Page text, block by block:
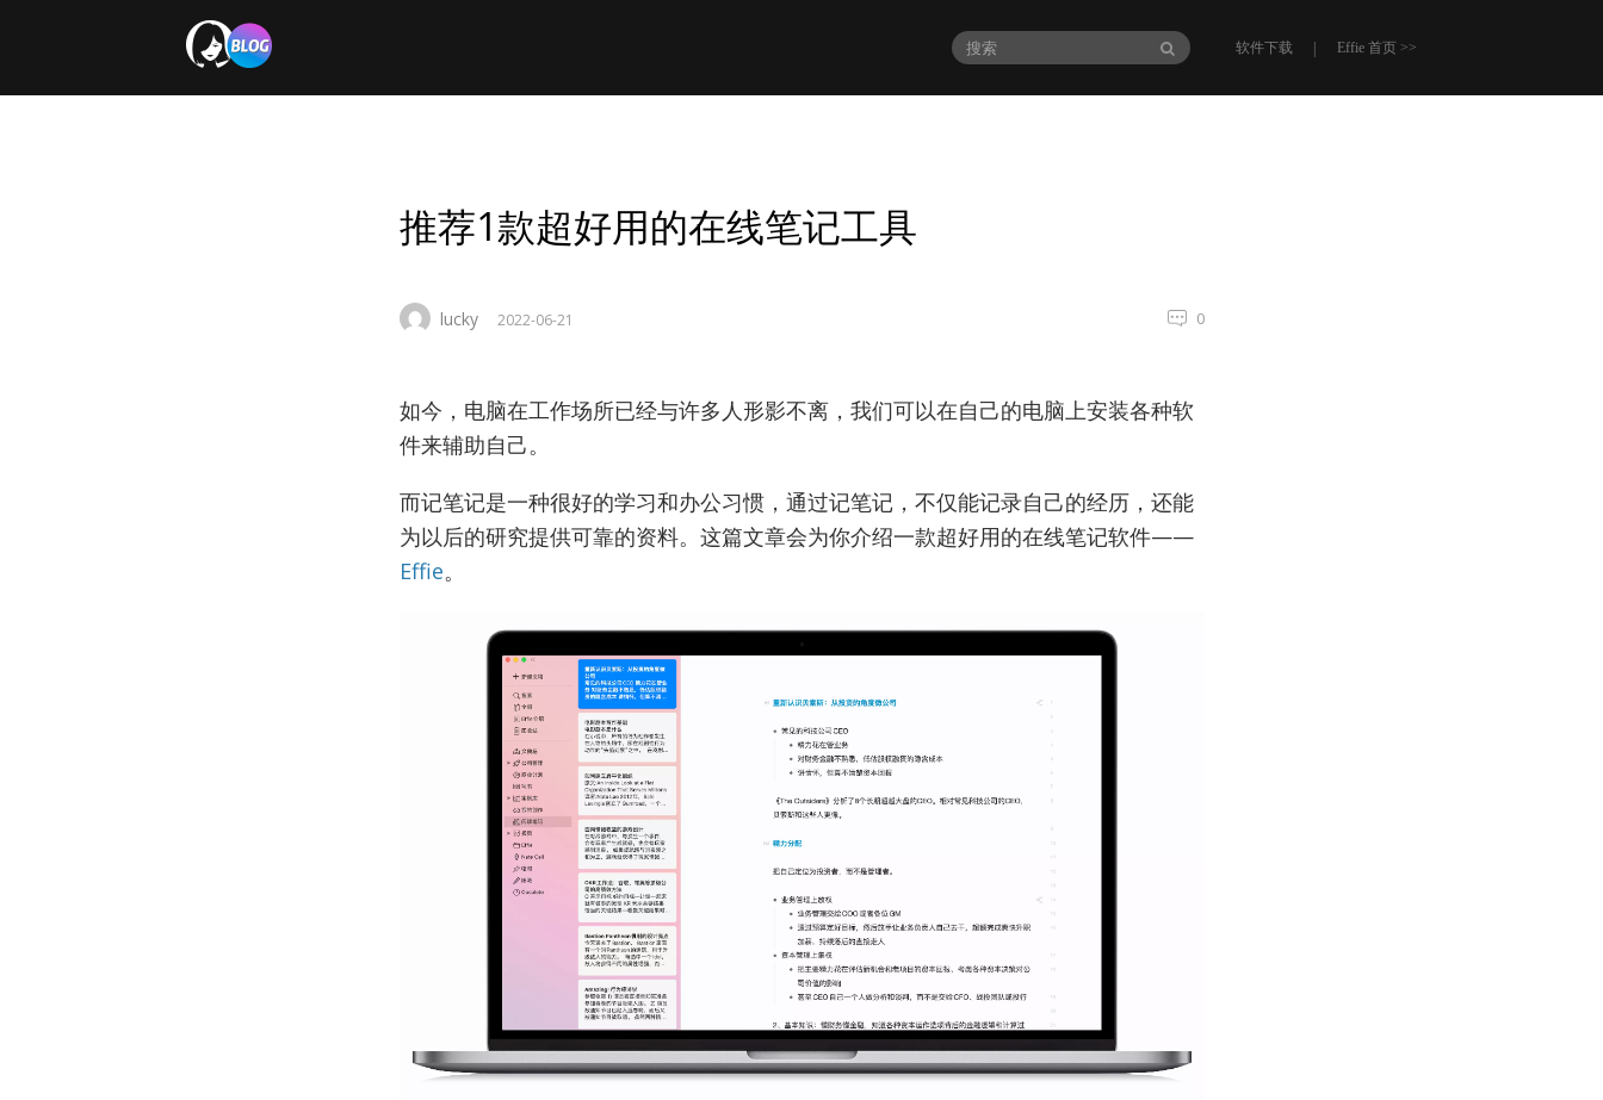
软件下载 | Effie 首页 >>
推荐1款超好用的在线笔记工具
lucky 2022-06-21 0
如今，电脑在工作场所已经与许多人形影不离，我们可以在自己的电脑上安装各种软
件来辅助自己。
而记笔记是一种很好的学习和办公习惯，通过记笔记，不仅能记录自己的经历，还能
为以后的研究提供可靠的资料。这篇文章会为你介绍一款超好用的在线笔记软件——
Effie。